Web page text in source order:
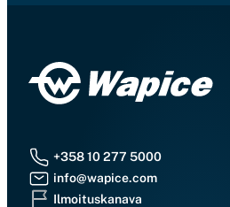
+358 10 277 5000
info@wapice.com
Ilmoituskanava